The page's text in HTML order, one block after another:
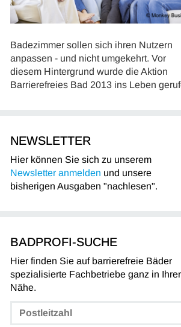
Badezimmer sollen sich ihren Nutzern
anpassen - und nicht umgekehrt. Vor
diesem Hintergrund wurde die Aktion
Barrierefreies Bad 2013 ins Leben
NEWSLETTER
Hier können Sie sich zu unserem
Newsletter anmelden und unsere
bisherigen Ausgaben "nachlesen".
BADPROFI-SUCHE
Hier finden Sie auf barrierefreie Bäder
spezialisierte Fachbetriebe ganz in Ihrer
Nähe.